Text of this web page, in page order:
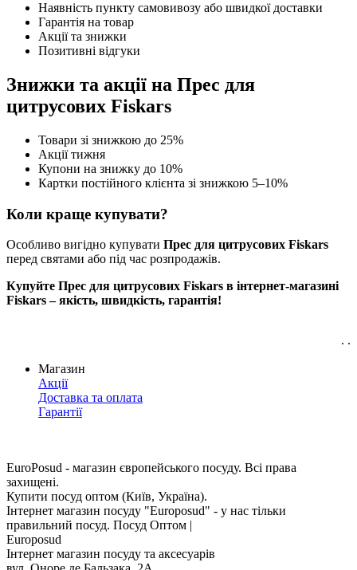
Наявність пункту самовивозу або швидкої доставки
Гарантія на товар
Акції та знижки
Позитивні відгуки
Знижки та акції на Прес для
цитрусових Fiskars
Товари зі знижкою до 25%
Акції тижня
Купони на знижку до 10%
Картки постійного клієнта зі знижкою 5–10%
Коли краще купувати?
Особливо вигідно купувати Прес для цитрусових Fiskars
перед святами або під час розпродажів.
Купуйте Прес для цитрусових Fiskars в інтернет-магазині
Fiskars – якість, швидкість, гарантія!
. .
Магазин
Акції
Доставка та оплата
Гарантії
EuroPosud - магазин європейського посуду. Всі права
захищені.
Купити посуд оптом (Київ, Україна).
Інтернет магазин посуду "Europosud" - у нас тільки
правильний посуд. Посуд Оптом |
Europosud
Інтернет магазин посуду та аксесуарів